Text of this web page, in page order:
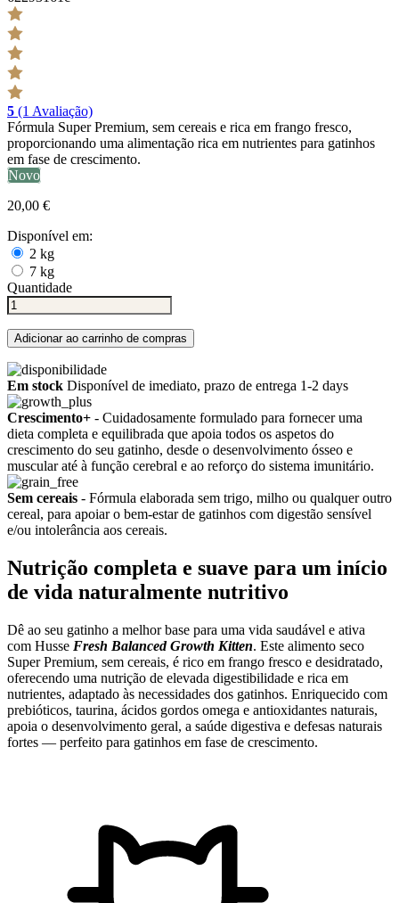
5 (1 Avaliação)
Fórmula Super Premium, sem cereais e rica em frango fresco,
proporcionando uma alimentação rica em nutrientes para gatinhos
em fase de crescimento.
Novo
20,00 €
Disponível em:
2 kg
7 kg
Quantidade
Adicionar ao carrinho de compras
Em stock Disponível de imediato, prazo de entrega 1-2 days
Crescimento+ - Cuidadosamente formulado para fornecer uma
dieta completa e equilibrada que apoia todos os aspetos do
crescimento do seu gatinho, desde o desenvolvimento ósseo e
muscular até à função cerebral e ao reforço do sistema imunitário.
Sem cereais - Fórmula elaborada sem trigo, milho ou qualquer outro
cereal, para apoiar o bem-estar de gatinhos com digestão sensível
e/ou intolerância aos cereais.
Nutrição completa e suave para um início
de vida naturalmente nutritivo
Dê ao seu gatinho a melhor base para uma vida saudável e ativa
com Husse Fresh Balanced Growth Kitten. Este alimento seco
Super Premium, sem cereais, é rico em frango fresco e desidratado,
oferecendo uma nutrição de elevada digestibilidade e rica em
nutrientes, adaptado às necessidades dos gatinhos. Enriquecido com
prebióticos, taurina, ácidos gordos omega e antioxidantes naturais,
apoia o desenvolvimento geral, a saúde digestiva e defesas naturais
fortes — perfeito para gatinhos em fase de crescimento.